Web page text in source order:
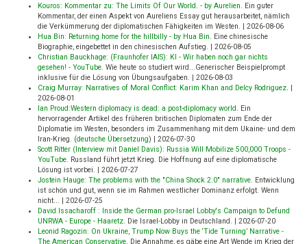
Kouros: Kommentar zu: The Limits Of Our World. - by Aurelien. Ein guter
Kommentar, der einen Aspekt von Aureliens Essay gut herausarbeitet, nämlich
die Verkümmerung der diplomatischen Fähigkeiten im Westen. | 2026-08-06
Hua Bin: Returning home for the hillbilly - by Hua Bin. Eine chinesische
Biographie, eingebettet in den chinesischen Aufstieg. | 2026-08-05
Christian Bauckhage: (Fraunhofer IAIS): KI - Wir haben noch gar nichts
gesehen! - YouTube. Wie heute so studiert wird...Generischer Beispielprompt
inklusive für die Lösung von Übungsaufgaben. | 2026-08-03
Craig Murray: Narratives of Moral Conflict: Karim Khan and Delcy Rodriguez. |
2026-08-01
Ian Proud:Western diplomacy is dead: a post-diplomacy world. Ein
hervorragender Artikel des früheren britischen Diplomaten zum Ende der
Diplomatie im Westen, besonders im Zusammenhang mit dem Ukaine- und dem
Iran-Krieg. (deutsche Übersetzung) | 2026-07-30
Scott Ritter (Interview mit Daniel Davis): Russia Will Mobilize 500,000 Troops -
YouTube. Russland führt jetzt Krieg. Die Hoffnung auf eine diplomatische
Lösung ist vorbei. | 2026-07-27
Jostein Hauge: The problems with the "China Shock 2.0" narrative. Entwicklung
ist schön und gut, wenn sie im Rahmen westlicher Dominanz erfolgt. Wenn
nicht... | 2026-07-25
David Issacharoff : Inside the German pro-Israel Lobby's Campaign to Defund
UNRWA - Europe - Haaretz. Die Israel-Lobby in Deutschland. | 2026-07-20
Leonid Ragozin: On Ukraine, Trump Now Buys the ‘Tide Turning’ Narrative -
The American Conservative. Die Annahme, es gäbe eine Art Wende im Krieg der